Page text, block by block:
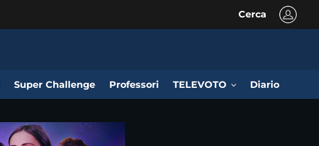
Cerca
Super Challenge Professori TELEVOTO Diario